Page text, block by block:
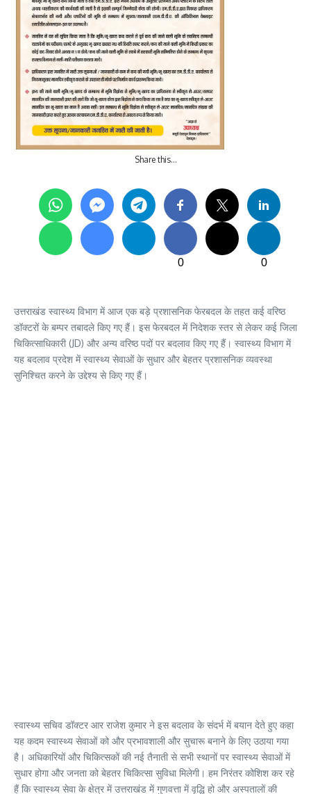
Share this…
0 0
उत्तराखंड स्वास्थ्य विभाग में आज एक बड़े प्रशासनिक फेरबदल के तहत कई वरिष्ठ
डॉक्टरों के बम्पर तबादले किए गए हैं। इस फेरबदल में निदेशक स्तर से लेकर कई जिला
चिकित्साधिकारी (JD) और अन्य वरिष्ठ पदों पर बदलाव किए गए हैं। स्वास्थ्य विभाग में
यह बदलाव प्रदेश में स्वास्थ्य सेवाओं के सुधार और बेहतर प्रशासनिक व्यवस्था
सुनिश्चित करने के उद्देश्य से किए गए हैं।
स्वास्थ्य सचिव डॉक्टर आर राजेश कुमार ने इस बदलाव के संदर्भ में बयान देते हुए कहा
यह कदम स्वास्थ्य सेवाओं को और प्रभावशाली और सुचारू बनाने के लिए उठाया गया
है। अधिकारियों और चिकित्सकों की नई तैनाती से सभी स्थानों पर स्वास्थ्य सेवाओं में
सुधार होगा और जनता को बेहतर चिकित्सा सुविधा मिलेगी। हम निरंतर कोशिश कर रहे
हैं कि स्वास्थ्य सेवा के क्षेत्र में उत्तराखंड में गुणवत्ता में वृद्धि हो और अस्पतालों की